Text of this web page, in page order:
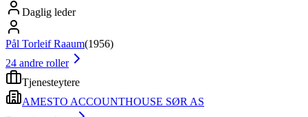
Daglig leder
Pål Torleif Raaum(1956)
24 andre roller
Tjenesteytere
AMESTO ACCOUNTHOUSE SØR AS